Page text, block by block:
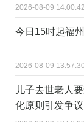
2026-08-09 14:00:42
今日15时起福
2026-08-09 13:57:30
儿子去世老人
化原则引发争议